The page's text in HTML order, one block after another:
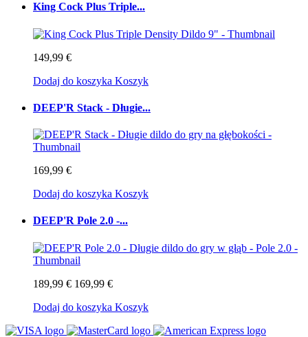
King Cock Plus Triple...
149,99 €
Dodaj do koszyka Koszyk
DEEP'R Stack - Długie...
169,99 €
Dodaj do koszyka Koszyk
DEEP'R Pole 2.0 -...
189,99 € 169,99 €
Dodaj do koszyka Koszyk